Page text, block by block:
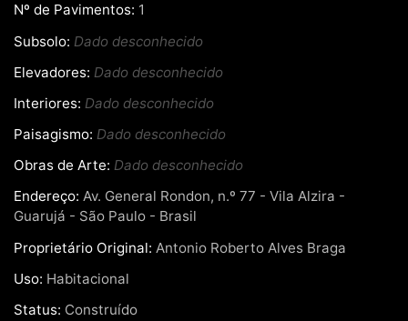
Nº de Pavimentos: 1
Subsolo: Dado desconhecido
Elevadores: Dado desconhecido
Interiores: Dado desconhecido
Paisagismo: Dado desconhecido
Obras de Arte: Dado desconhecido
Endereço: Av. General Rondon, n.º 77 - Vila Alzira -
Guarujá - São Paulo - Brasil
Proprietário Original: Antonio Roberto Alves Braga
Uso: Habitacional
Status: Construído